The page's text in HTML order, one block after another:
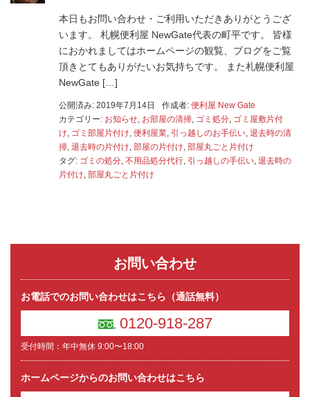
本日もお問い合わせ・ご利用いただきありがとうござ
います。 札幌便利屋 NewGate代表の町平です。 皆様
におかれましてはホームページの観覧、ブログをご覧
頂きとてもありがたいお気持ちです。 また札幌便利屋
NewGate […]
公開済み: 2019年7月14日 作成者: 便利屋 New Gate
カテゴリー: お知らせ, お部屋の清掃, ゴミ処分, ゴミ屋敷片付
け, ゴミ部屋片付け, 便利屋業, 引っ越しのお手伝い, 退去時の清
掃, 退去時の片付け, 部屋の片付け, 部屋丸ごと片付け
タグ: ゴミの処分, 不用品処分代行, 引っ越しの手伝い, 退去時の
片付け, 部屋丸ごと片付け
お問い合わせ
お電話でのお問い合わせはこちら（通話無料）
0120-918-287
受付時間：年中無休 9:00〜18:00
ホームページからのお問い合わせはこちら